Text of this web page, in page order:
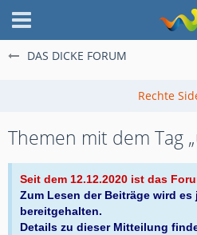
DAS DICKE FORUM
Themen mit dem Tag
Seit dem 12.12.2020 ist das
Zum Lesen der Beiträge wird
bereitgehalten.
Details zu dieser Mitteilung